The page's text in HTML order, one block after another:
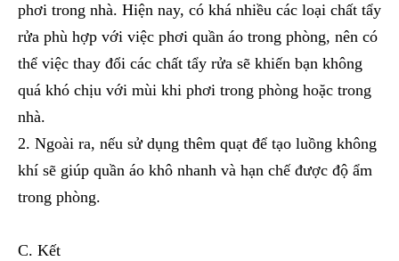
phơi trong nhà. Hiện nay, có khá nhiều các loại chất tẩy
rửa phù hợp với việc phơi quần áo trong phòng, nên có
thể việc thay đổi các chất tẩy rửa sẽ khiến bạn không
quá khó chịu với mùi khi phơi trong phòng hoặc trong
nhà.
Ngoài ra, nếu sử dụng thêm quạt để tạo luồng không
khí sẽ giúp quần áo khô nhanh và hạn chế được độ ẩm
trong phòng.
C. Kết